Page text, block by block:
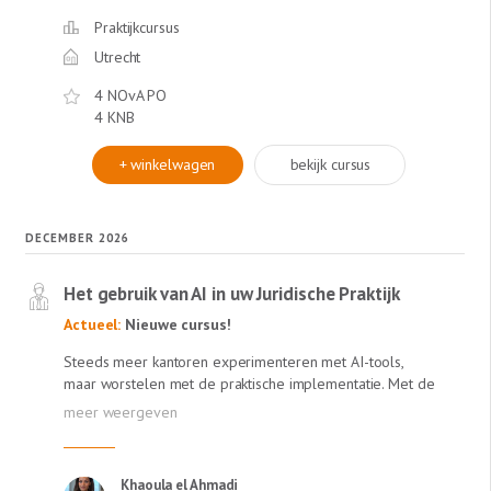
Praktijkcursus
Utrecht
4 NOvA PO
/
4 KNB
+ winkelwagen bekijk cursus
DECEMBER 2026
Het gebruik van AI in uw Juridische Praktijk
Actueel: Nieuwe cursus!
Steeds meer kantoren experimenteren met AI-tools,
maar worstelen met de praktische implementatie. Met de
inwerkingtreding van de EU AI Act op 2 februari 2025
krijgt u als juridische professional bovendien te maken
met een extra uitdaging: deze nieuwe AI-wetgeving stelt
Khaoula el Ahmadi